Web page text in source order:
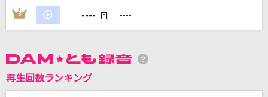
家族や友達と一緒に！練習にも！
3 ---- 回 ----
再生回数ランキング